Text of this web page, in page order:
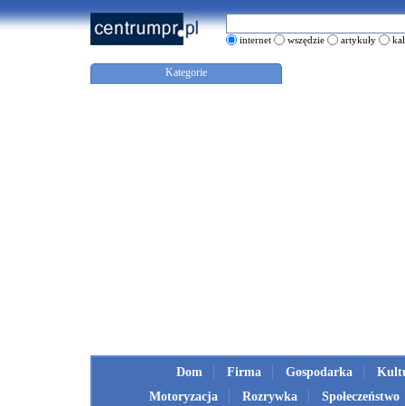
internet wszędzie artykuły
Kategorie
Dom Firma Gospodarka
Motoryzacja
Rozrywka Społeczeństwo